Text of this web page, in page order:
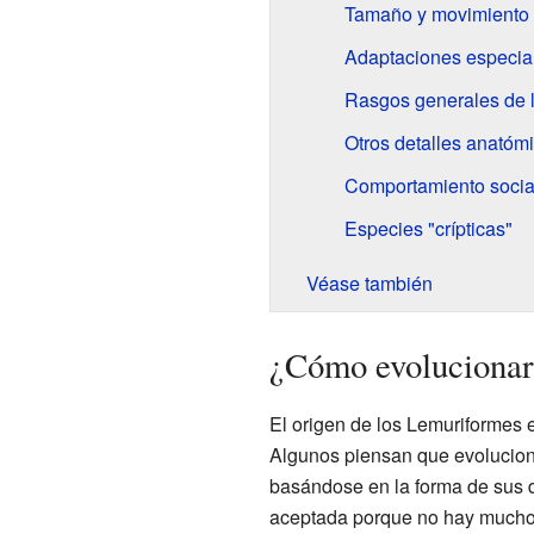
Tamaño y movimiento
Adaptaciones
Rasgos generales de
Otros detalles
Comportamiento
Especies "crípticas"
Véase también
¿Cómo
El origen de los Lemuriformes
Algunos piensan que
basándose en la forma de sus
aceptada porque no hay